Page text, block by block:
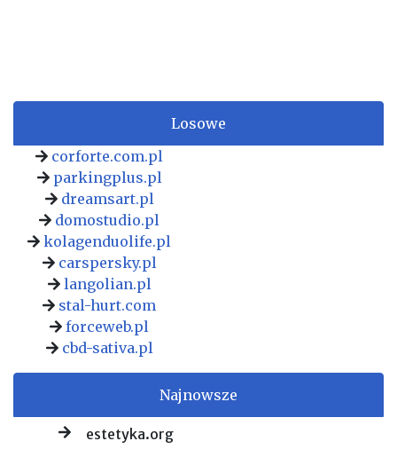
Losowe
corforte.com.pl
parkingplus.pl
dreamsart.pl
domostudio.pl
kolagenduolife.pl
carspersky.pl
langolian.pl
stal-hurt.com
forceweb.pl
cbd-sativa.pl
Najnowsze
estetyka.org